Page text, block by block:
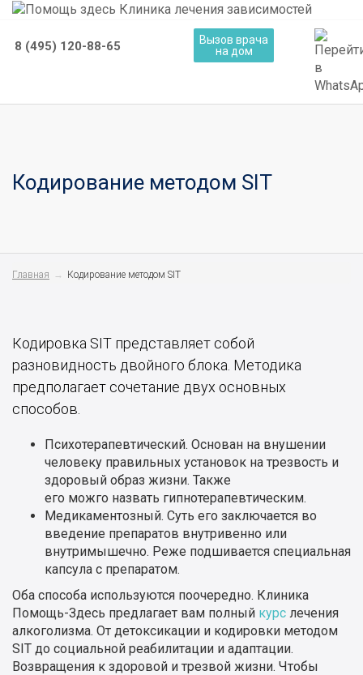
8 (495) 120-88-65
Вызов врача
на дом
Кодирование методом SIT
Главная Кодирование методом SIT
Кодировка SIT представляет собой
разновидность двойного блока. Методика
предполагает сочетание двух основных
способов.
Психотерапевтический. Основан на внушении
человеку правильных установок на трезвость и
здоровый образ жизни. Также
его можго назвать гипнотерапевтическим.
Медикаментозный. Суть его заключается во
введение препаратов внутривенно или
внутримышечно. Реже подшивается специальная
капсула с препаратом.
Оба способа используются поочередно. Клиника
Помощь-Здесь предлагает вам полный курс лечения
алкоголизма. От детоксикации и кодировки методом
SIT до социальной реабилитации и адаптации.
Возвращения к здоровой и трезвой жизни. Чтобы